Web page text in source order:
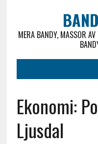
MERA BANDY, MASSOR
Ekonomi:
Ljusdal